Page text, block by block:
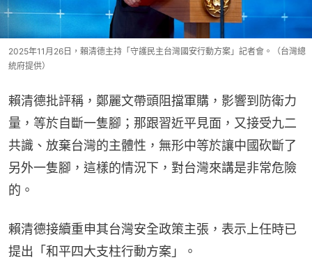
2025年11月26日，賴清德主持「守護民主台灣國安行動方案」記者會。（台灣總
統府提供）
賴清德批評稱，鄭麗文帶頭阻擋軍購，影響到防衛力
量，等於自斷一隻腳；那跟習近平見面，又接受九二
共識、放棄台灣的主體性，無形中等於讓中國砍斷了
另外一隻腳，這樣的情況下，對台灣來講是非常危險
的。
賴清德接續重申其台灣安全政策主張，表示上任時已
提出「和平四大支柱行動方案」。